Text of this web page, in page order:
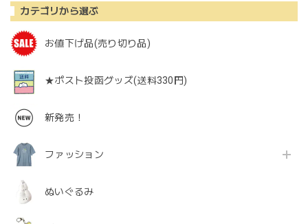
カテゴリから選ぶ
お値下げ品(売り切り品)
★ポスト投函グッズ(送料330円)
新発売！
ファッション
ぬいぐるみ